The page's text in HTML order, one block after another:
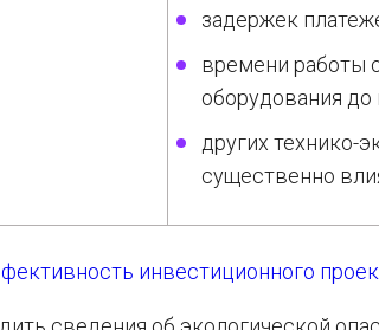
задержек
времени работы
оборудования до
других технико-
существенно
инвестиционного